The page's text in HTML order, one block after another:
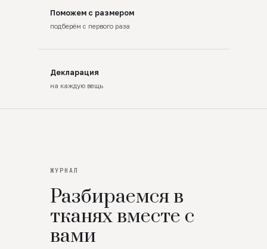
Поможем с размером
подберём с первого раза
Декларация
на каждую вещь
ЖУРНАЛ
Разбираемся в
тканях вместе с
вами